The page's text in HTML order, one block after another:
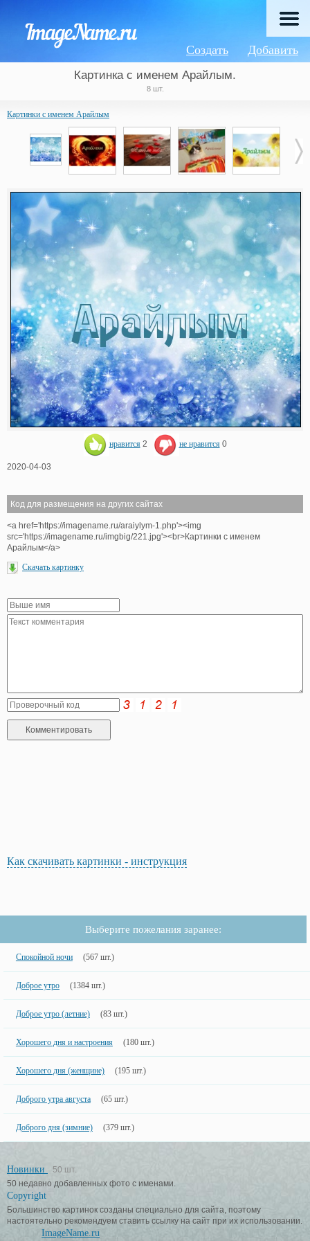
Добавить
Создать
Картинка с именем Арайлым.
8 шт.
Картинки с именем Арайлым
нравится 2 не нравится 0
2020-04-03
Код для размещения на других сайтах
<a href='https://imagename.ru/araiylym-1.php'><img
src='https://imagename.ru/imgbig/221.jpg'><br>Картинки с именем
Арайлым</a>
Скачать картинку
Как скачивать картинки - инструкция
Выберите пожелания заранее:
Спокойной ночи (567 шт.)
Доброе утро (1384 шт.)
Доброе утро (летние) (83 шт.)
Хорошего дня и настроения (180 шт.)
Хорошего дня (женщине) (195 шт.)
Доброго утра августа (65 шт.)
Доброго дня (зимние) (379 шт.)
Новинки
50 шт.
50 недавно добавленных фото с именами.
Copyright
Большинство картинок созданы специально для сайта, поэтому
настоятельно рекомендуем ставить ссылку на сайт при их использовании.
ImageName.ru